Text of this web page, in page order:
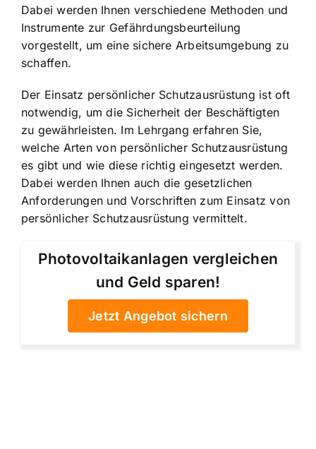
Dabei werden Ihnen verschiedene Methoden und
Instrumente zur Gefährdungsbeurteilung
vorgestellt, um eine sichere Arbeitsumgebung zu
schaffen.
Der Einsatz persönlicher Schutzausrüstung ist oft
notwendig, um die Sicherheit der Beschäftigten
zu gewährleisten. Im Lehrgang erfahren Sie,
welche Arten von persönlicher Schutzausrüstung
es gibt und wie diese richtig eingesetzt werden.
Dabei werden Ihnen auch die gesetzlichen
Anforderungen und Vorschriften zum Einsatz von
persönlicher Schutzausrüstung vermittelt.
Photovoltaikanlagen vergleichen
und Geld sparen!
Jetzt Angebot sichern